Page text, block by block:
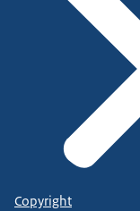
Copyright